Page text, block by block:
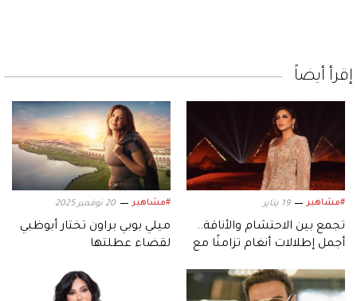
إقرأ أيضاً
#مشاهير 19 يناير
تجمع بين الاحتشام والأناقة..
أجمل إطلالات أنغام تزامنًا مع
#مشاهير 20 نوفمبر 2025
ميلي بوبي براون تختار أبوظبي
لقضاء عطلتها